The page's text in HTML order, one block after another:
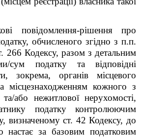
повідомлення-рішення про
обчисленого згідно з п.п.
266 Кодексу, разом з детальним
сум податку та відповідні
зокрема, органів місцевого
місцезнаходженням кожного з
або нежитлової нерухомості,
податку контролюючим
визначеному ст. 42 Кодексу, до
за базовим податковим